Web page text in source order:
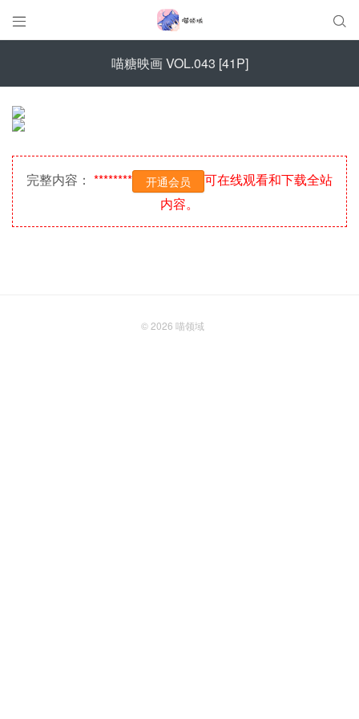
 
喵糖映画 VOL.043 [41P]
完整内容： ******** 开通会员
可在线观看和下载全站
内容。
© 2026 喵领域